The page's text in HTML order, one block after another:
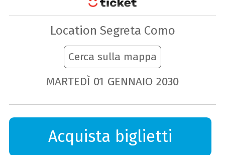
Location Segreta Como
Cerca sulla mappa
MARTEDÌ 01 GENNAIO 2030
Acquista biglietti